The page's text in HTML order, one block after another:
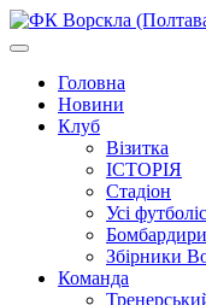
Головна
Новини
Клуб
Візитка
ІСТОРІЯ
Стадіон
Усі
Збірники
Команда